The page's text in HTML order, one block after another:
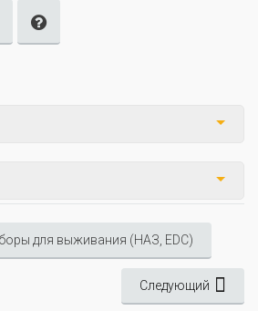
для выживания (НАЗ, EDC)
Следующий